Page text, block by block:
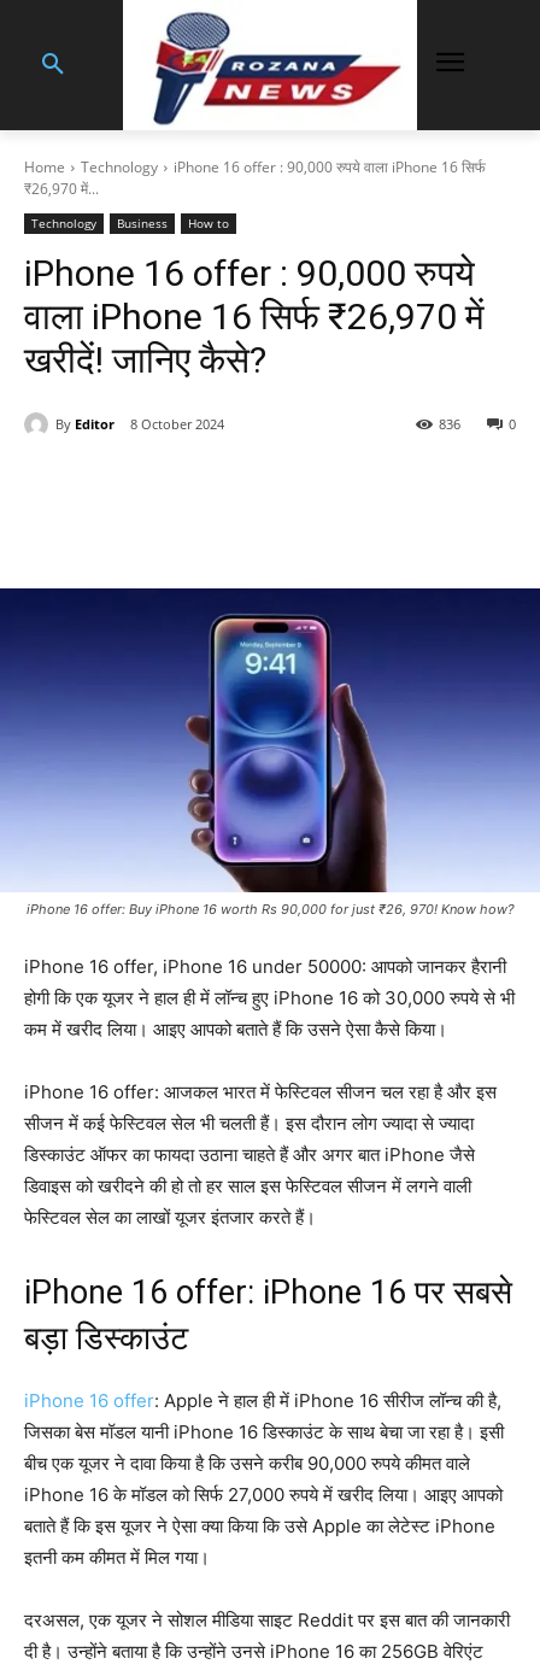
Home Technology
iPhone 16 offer : 90,000 रुपये वाला iPhone 16 सिर्फ
₹26,970 में...
Technology Business How to
iPhone 16 offer : 90,000 रुपये
वाला iPhone 16 सिर्फ ₹26,970 में
खरीदें! जानिए कैसे?
By Editor 8 October 2024 0
836
iPhone 16 offer: Buy iPhone 16 worth Rs 90,000 for just ₹26, 970! Know how?
iPhone 16 offer, iPhone 16 under 50000: आपको जानकर हैरानी
होगी कि एक यूजर ने हाल ही में लॉन्च हुए iPhone 16 को 30,000 रुपये से भी
कम में खरीद लिया। आइए आपको बताते हैं कि उसने ऐसा कैसे किया।
iPhone 16 offer: आजकल भारत में फेस्टिवल सीजन चल रहा है और इस
सीजन में कई फेस्टिवल सेल भी चलती हैं। इस दौरान लोग ज्यादा से ज्यादा
डिस्काउंट ऑफर का फायदा उठाना चाहते हैं और अगर बात iPhone जैसे
डिवाइस को खरीदने की हो तो हर साल इस फेस्टिवल सीजन में लगने वाली
फेस्टिवल सेल का लाखों यूजर इंतजार करते हैं।
iPhone 16 offer: iPhone 16 पर सबसे
बड़ा डिस्काउंट
iPhone 16 offer: Apple ने हाल ही में iPhone 16 सीरीज लॉन्च की है,
जिसका बेस मॉडल यानी iPhone 16 डिस्काउंट के साथ बेचा जा रहा है। इसी
बीच एक यूजर ने दावा किया है कि उसने करीब 90,000 रुपये कीमत वाले
iPhone 16 के मॉडल को सिर्फ 27,000 रुपये में खरीद लिया। आइए आपको
बताते हैं कि इस यूजर ने ऐसा क्या किया कि उसे Apple का लेटेस्ट iPhone
इतनी कम कीमत में मिल गया।
दरअसल, एक यूजर ने सोशल मीडिया साइट Reddit पर इस बात की जानकारी
दी है। उन्होंने बताया है कि उन्होंने उनसे iPhone 16 का 256GB वेरिएंट